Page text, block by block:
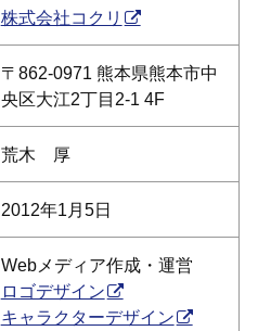
株式会社コクリ
〒862-0971 熊本県熊本市中
央区大江2丁目2-1 4F
荒木 厚
2012年1月5日
Webメディア作成・運営
ロゴデザイン
キャラクターデザイン